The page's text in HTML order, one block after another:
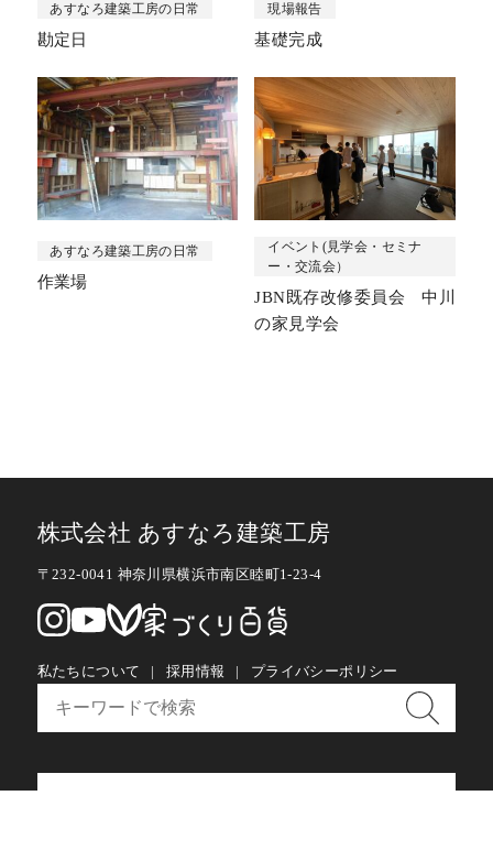
あすなろ建築工房の日常
勘定日
現場報告
基礎完成
あすなろ建築工房の日常
作業場
イベント(見学会・セミナ
ー・交流会）
JBN既存改修委員会 中川
の家見学会
株式会社 あすなろ建築工房
〒232-0041 神奈川県横浜市南区睦町1-23-4
私たちについて 採用情報 プライバシーポリシー